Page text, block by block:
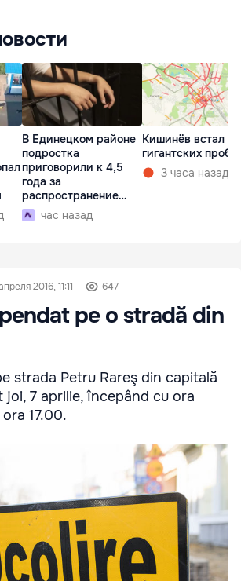
В Единецком районе
подростка
приговорили к 4,5
года за
распространение
наркотиков
час назад
Кишинёв встал в
гигантских
3 часа назад
2016, 11:11 647
pe o stradă din
strada Petru Rareş din capitală
joi, 7 aprilie, începând cu ora
17.00.